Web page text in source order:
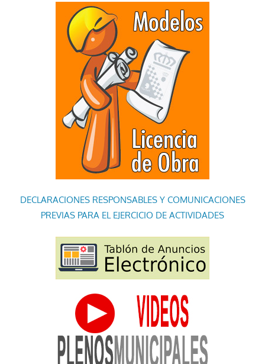
DECLARACIONES RESPONSABLES Y COMUNICACIONES
PREVIAS PARA EL EJERCICIO DE ACTIVIDADES